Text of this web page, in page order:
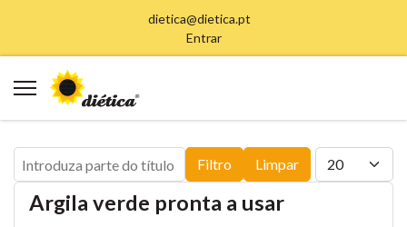
dietica@dietica.pt
Entrar
Introduza parte do título Filtro Limpar Qtd. a exibir
Argila verde pronta a usar